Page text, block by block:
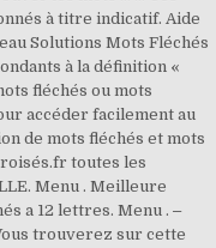
à titre indicatif. Aide
Solutions Mots Fléchés
à la définition «
fléchés ou mots
accéder facilement au
de mots fléchés et mots
toutes les
Menu . Meilleure
a 12 lettres. Menu . ‒
trouverez sur cette